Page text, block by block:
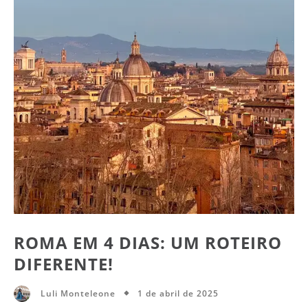
ROMA EM 4 DIAS: UM ROTEIRO
DIFERENTE!
Luli Monteleone 1 de abril de 2025